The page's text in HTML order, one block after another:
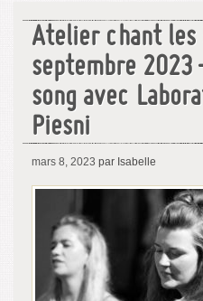
Atelier chant
septembre 2023
song avec
Piesni
mars 8, 2023 par Isabelle